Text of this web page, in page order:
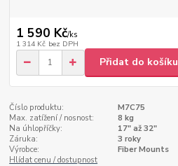
1 590 Kč/ks
1 314 Kč bez DPH
Přidat do košíku
Číslo produktu:
M7C75
Max. zatížení / nosnost:
8 kg
Na úhlopříčky:
17" až 32"
Záruka:
3 roky
Výrobce:
Fiber Mounts
Hlídat cenu / dostupnost